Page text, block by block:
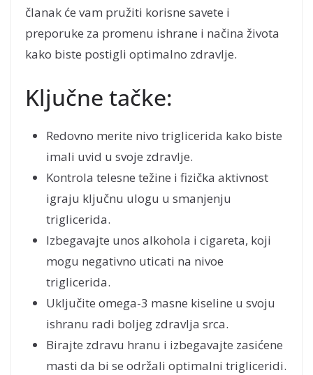
članak će vam pružiti korisne savete i
preporuke za promenu ishrane i načina života
kako biste postigli optimalno zdravlje.
Ključne tačke:
Redovno merite nivo triglicerida kako biste
imali uvid u svoje zdravlje.
Kontrola telesne težine i fizička aktivnost
igraju ključnu ulogu u smanjenju
triglicerida.
Izbegavajte unos alkohola i cigareta, koji
mogu negativno uticati na nivoe
triglicerida.
Uključite omega-3 masne kiseline u svoju
ishranu radi boljeg zdravlja srca.
Birajte zdravu hranu i izbegavajte zasićene
masti da bi se održali optimalni trigliceridi.